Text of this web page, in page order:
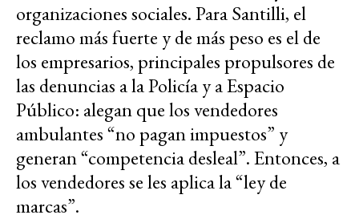
organizaciones sociales. Para Santilli, el
reclamo más fuerte y de más peso es el de
los empresarios, principales propulsores de
las denuncias a la Policía y a Espacio
Público: alegan que los vendedores
ambulantes “no pagan impuestos” y
generan “competencia desleal”. Entonces, a
los vendedores se les aplica la “ley de
marcas”.